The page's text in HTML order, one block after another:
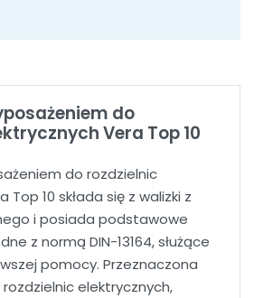
do
Vera Top 10
do rozdzielnic
Top 10 składa się z walizki z
i posiada podstawowe
z normą DIN-13164, służące
pomocy. Przeznaczona
elektrycznych,